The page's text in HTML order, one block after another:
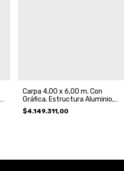
Carpa 4,00 x 6,00 m. Con
Gráfica. Estructura Aluminio,
Techo y 3 Paredes
$4.149.311,00